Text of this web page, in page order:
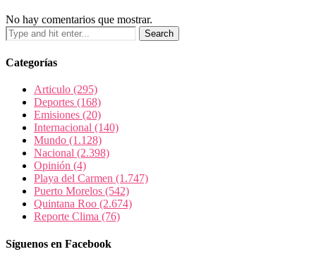
No hay comentarios que mostrar.
Categorías
Articulo (295)
Deportes (168)
Emisiones (20)
Internacional (140)
Mundo (1.128)
Nacional (2.398)
Opinión (4)
Playa del Carmen (1.747)
Puerto Morelos (542)
Quintana Roo (2.674)
Reporte Clima (76)
Síguenos en Facebook